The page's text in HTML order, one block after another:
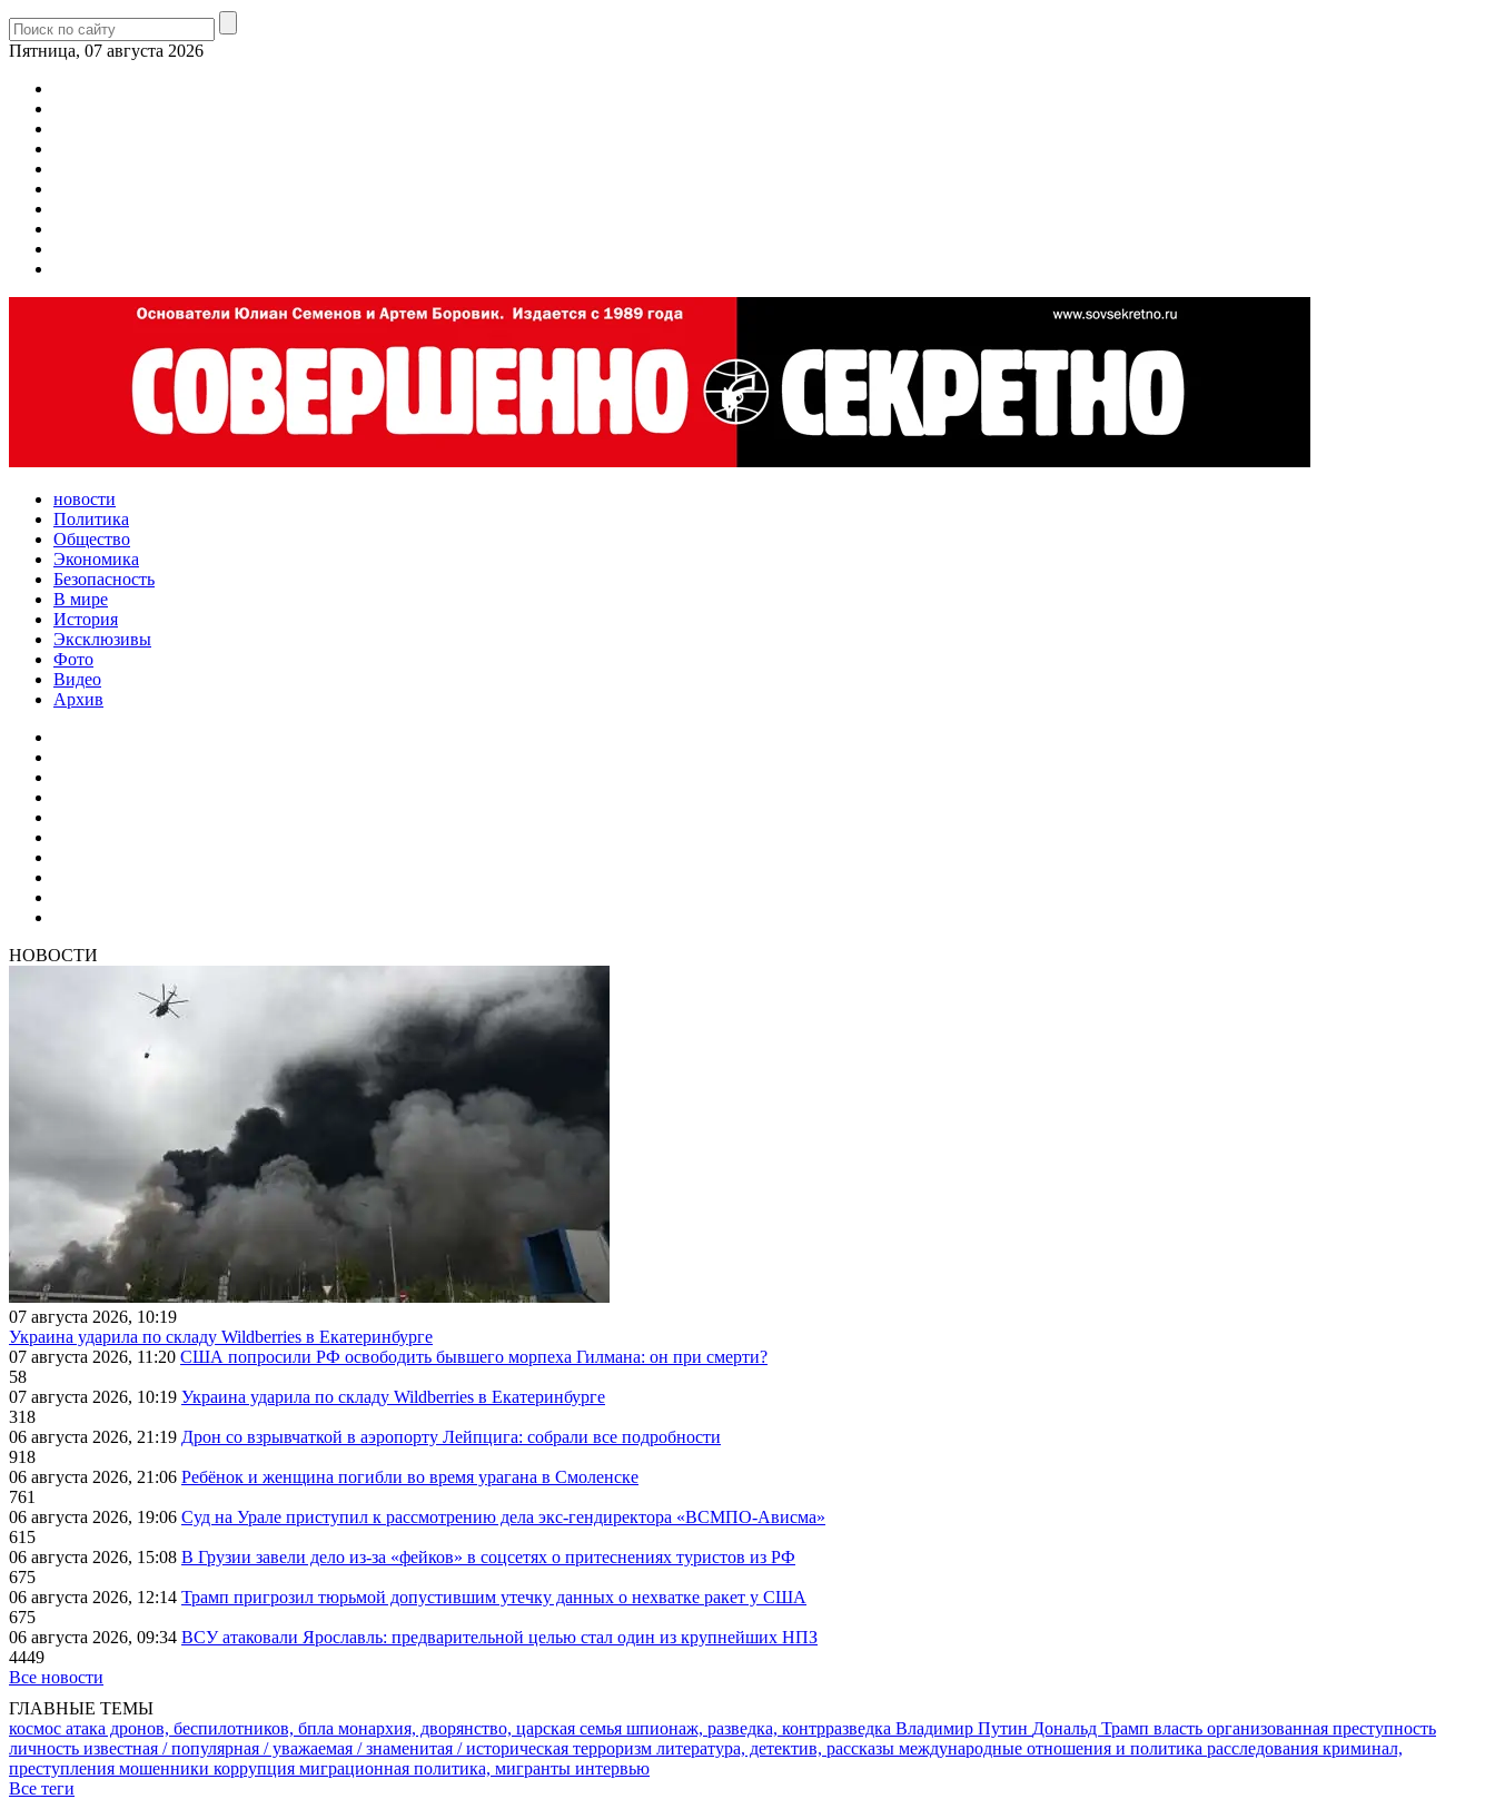
Пятница, 07 августа 2026
новости
Политика
Общество
Экономика
Безопасность
В мире
История
Эксклюзивы
Фото
Видео
Архив
НОВОСТИ
07 августа 2026, 10:19
Украина ударила по складу Wildberries в Екатеринбурге
07 августа 2026, 11:20 США попросили РФ освободить бывшего морпеха Гилмана: он при смерти?
58
07 августа 2026, 10:19 Украина ударила по складу Wildberries в Екатеринбурге
318
06 августа 2026, 21:19 Дрон со взрывчаткой в аэропорту Лейпцига: собрали все подробности
918
06 августа 2026, 21:06 Ребёнок и женщина погибли во время урагана в Смоленске
761
06 августа 2026, 19:06 Суд на Урале приступил к рассмотрению дела экс-гендиректора «ВСМПО-Ависма»
615
06 августа 2026, 15:08 В Грузии завели дело из-за «фейков» в соцсетях о притеснениях туристов из РФ
675
06 августа 2026, 12:14 Трамп пригрозил тюрьмой допустившим утечку данных о нехватке ракет у США
675
06 августа 2026, 09:34 ВСУ атаковали Ярославль: предварительной целью стал один из крупнейших НПЗ
4449
Все новости
ГЛАВНЫЕ ТЕМЫ
космос атака дронов, беспилотников, бпла монархия, дворянство, царская семья шпионаж, разведка, контрразведка Владимир Путин Дональд Трамп власть организованная преступность
личность известная / популярная / уважаемая / знаменитая / историческая терроризм литература, детектив, рассказы международные отношения и политика расследования криминал,
преступления мошенники коррупция миграционная политика, мигранты интервью
Все теги